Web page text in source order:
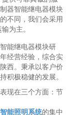
器智能继电器模块
不同，我们会采用
为主。
能继电器模块研
经营经验，综合实
西。秉承以客户价
积极稳健的发展。
现在三个方面：节
智能照明系统的集中